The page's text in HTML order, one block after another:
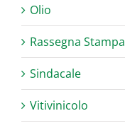
Olio
Rassegna Stampa
Sindacale
Vitivinicolo